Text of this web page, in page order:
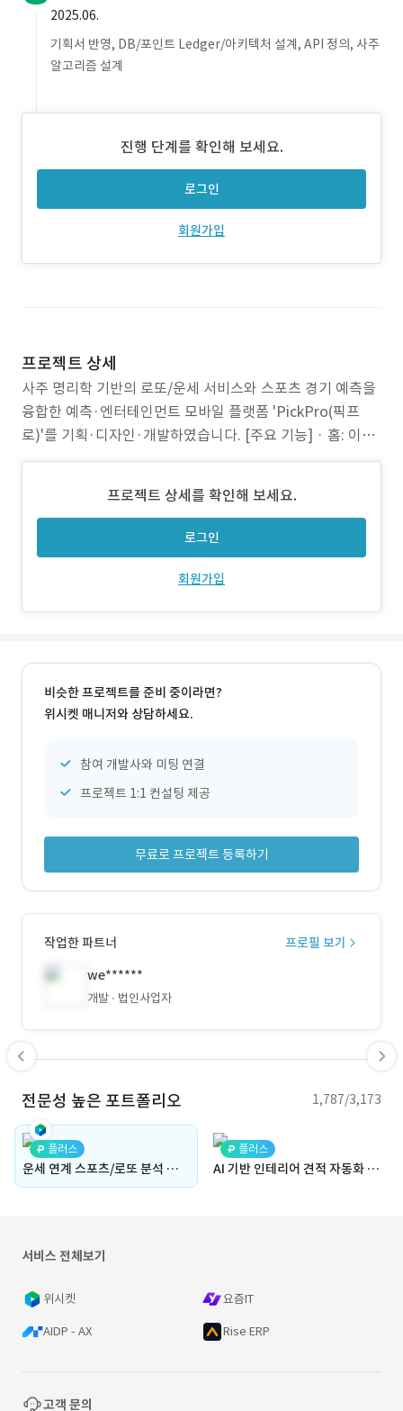
2025.06.
기획서 반영, DB/포인트 Ledger/아키텍처 설계, API 정의, 사주
알고리즘 설계
진행 단계를 확인해 보세요.
로그인
회원가입
프로젝트 상세
사주 명리학 기반의 로또/운세 서비스와 스포츠 경기 예측을
융합한 예측·엔터테인먼트 모바일 플랫폼 'PickPro(픽프
로)'를 기획·디자인·개발하였습니다. [주요 기능] · 홈: 이벤
트/공지 배너, 최근 당첨 피드, 인기 프리뷰 TOP 10 · 로또:
고 시청 분기 · 스포츠: 3단계 픽 구조 — 일반분석픽(광고),
프로젝트 상세를 확인해 보세요.
로그인
회원가입
비슷한 프로젝트를 준비 중이라면?
위시켓 매니저와 상담하세요.
참여 개발사와 미팅 연결
프로젝트 1:1 컨설팅 제공
무료로 프로젝트 등록하기
작업한 파트너
프로필 보기
we******
개발 법인사업자
전문성 높은 포트폴리오 1,787/3,173
플러스
운세 연계 스포츠/로또 분석 모바일 앱(PickPro) 개발
플러스
AI 기반 인테리어 견적 자동화 및 지능형 영업 지원 시스템 - 파편화된 비정형 견적서를 AI로 즉시 DB화하여, 수기 입력 없는 스마트 단가 관리 구현
서비스 전체보기
위시켓 요즘IT
AIDP - AX Rise ERP
고객 문의